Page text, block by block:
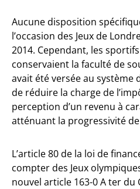
Aucune disposition
l’occasion des Jeux de
2014. Cependant, les
conservaient la faculté de
avait été versée au
de réduire la charge de
perception d’un revenu à
atténuant la progressivité
L’article 80 de la loi de
compter des Jeux
nouvel article 163-0 A ter du